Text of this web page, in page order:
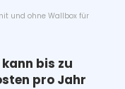
und ohne Wallbox für
bis zu
pro Jahr